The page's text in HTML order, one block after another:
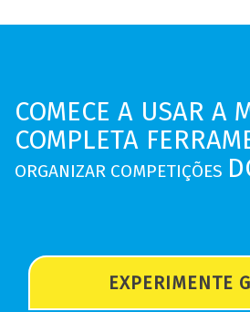
COMECE A USAR A
COMPLETA
ORGANIZAR COMPETIÇÕES
EXPERIMENTE